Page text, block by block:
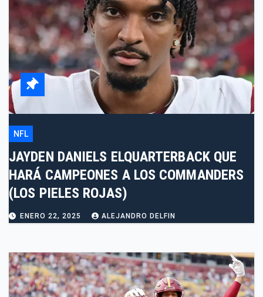
NFL
JAYDEN DANIELS ELQUARTERBACK QUE
HARÁ CAMPEONES A LOS COMMANDERS
(LOS PIELES ROJAS)
ENERO 22, 2025 ALEJANDRO DELFIN